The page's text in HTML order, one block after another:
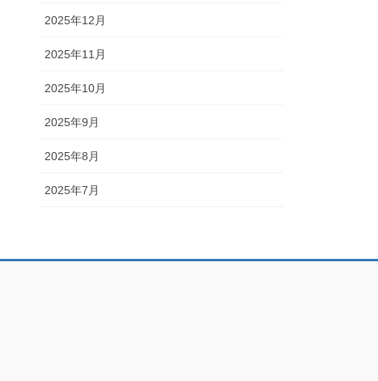
2025年12月
2025年11月
2025年10月
2025年9月
2025年8月
2025年7月